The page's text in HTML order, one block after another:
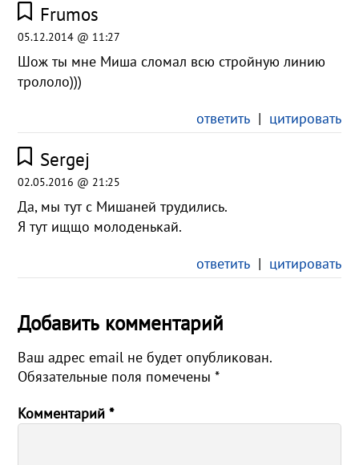
Frumos
05.12.2014 @ 11:27
Шож ты мне Миша сломал всю стройную линию
трололо)))
ответить| цитировать
Sergej
02.05.2016 @ 21:25
Да, мы тут с Мишаней трудились.
Я тут ищщо молоденькай.
ответить| цитировать
Добавить комментарий
Ваш адрес email не будет опубликован.
Обязательные поля помечены*
Комментарий*